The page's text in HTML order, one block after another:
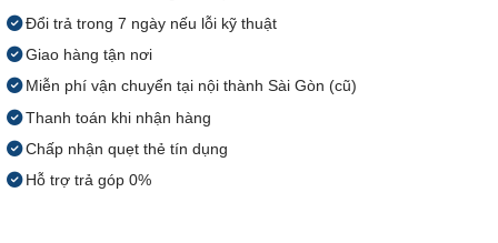
Đổi trả trong 7 ngày nếu lỗi kỹ thuật
Giao hàng tận nơi
Miễn phí vận chuyển tại nội thành Sài Gòn (cũ)
Thanh toán khi nhận hàng
Chấp nhận quẹt thẻ tín dụng
Hỗ trợ trả góp 0%